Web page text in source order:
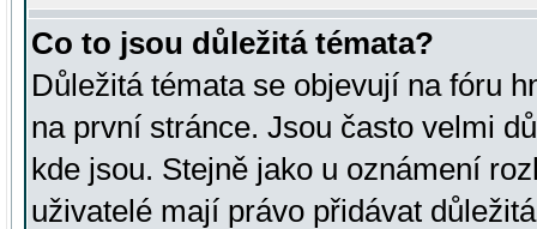
Co to jsou důležitá témata?
Důležitá témata se objevují na fóru
na první stránce. Jsou často velmi
kde jsou. Stejně jako u oznámení
uživatelé mají právo přidávat